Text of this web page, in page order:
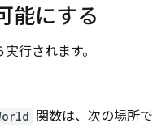
能にする
行されます。
関数は、次の場所で